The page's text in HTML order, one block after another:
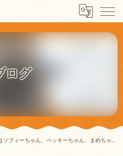
ログ
ん、ベッキーちゃん、まめちゃん、ぷうたちゃん、OLLIEちゃん、のあちゃんのトリミングの紹介です【奈良のエース動物病院】